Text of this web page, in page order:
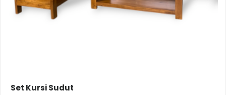
Set Kursi Sudut